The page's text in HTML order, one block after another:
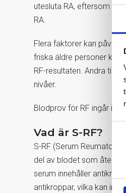
utesluta RA, eftersom
RA.
Flera faktorer kan
friska äldre personer kan
RF-resultaten. Andra
nivåer.
Blodprov för RF ingår i
Vad är S-RF?
S-RF (Serum Reumatoid
del av blodet som
serum innehåller
antikroppar, vilka kan